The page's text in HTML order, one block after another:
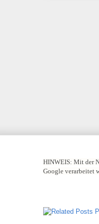
HINWEIS: Mit der
Google verarbeitet